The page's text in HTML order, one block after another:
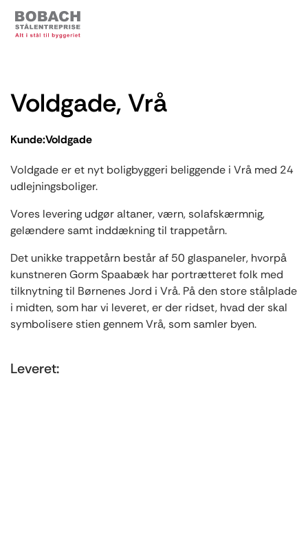
Voldgade, Vrå
Kunde:Voldgade
Voldgade er et nyt boligbyggeri beliggende i Vrå med 24
udlejningsboliger.
Vores levering udgør altaner, værn, solafskærmnig,
gelændere samt inddækning til trappetårn.
Det unikke trappetårn består af 50 glaspaneler, hvorpå
kunstneren Gorm Spaabæk har portrætteret folk med
tilknytning til Børnenes Jord i Vrå. På den store stålplade
i midten, som har vi leveret, er der ridset, hvad der skal
symbolisere stien gennem Vrå, som samler byen.
Leveret: